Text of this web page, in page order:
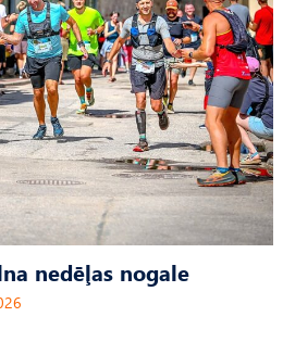
nedēļas nogale